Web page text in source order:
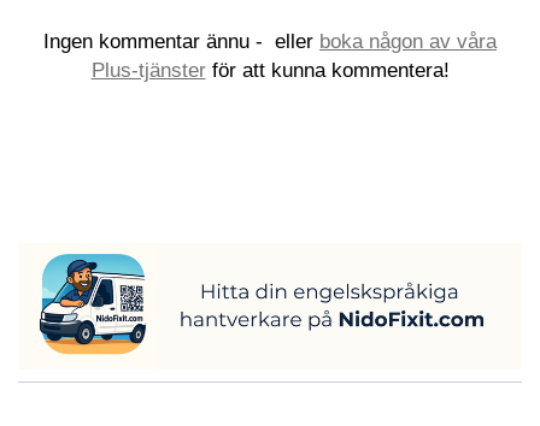
Ingen kommentar ännu - eller boka någon av våra
Plus-tjänsterför att kunna kommentera!